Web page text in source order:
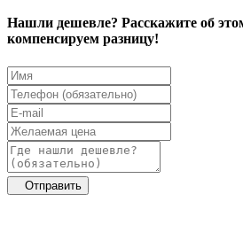
Нашли дешевле? Расскажите об
компенсируем разницу!
Отправить